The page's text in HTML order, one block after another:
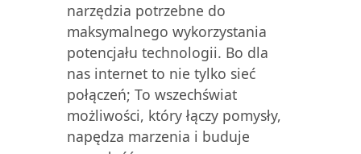
narzędzia potrzebne do
maksymalnego wykorzystania
potencjału technologii. Bo dla
nas internet to nie tylko sieć
połączeń; To wszechświat
możliwości, który łączy pomysły,
napędza marzenia i buduje